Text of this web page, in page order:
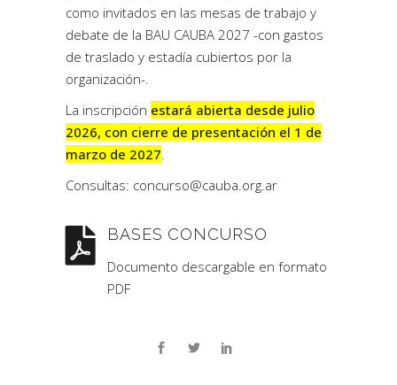
como invitados en las mesas de trabajo y
debate de la BAU CAUBA 2027 -con gastos
de traslado y estadía cubiertos por la
organización-.
La inscripción estará abierta desde julio
2026, con cierre de presentación el 1 de
marzo de 2027
Consultas: concurso@cauba.org.ar
BASES CONCURSO
Documento descargable en formato
PDF